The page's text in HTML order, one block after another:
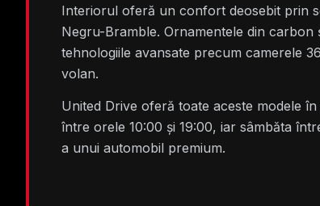
Interiorul oferă un confort deosebit prin
Negru-Bramble. Ornamentele din
tehnologiile avansate precum camerele
volan.
United Drive oferă toate aceste modele
între orele 10:00 și 19:00, iar sâmbăta
a unui automobil premium.